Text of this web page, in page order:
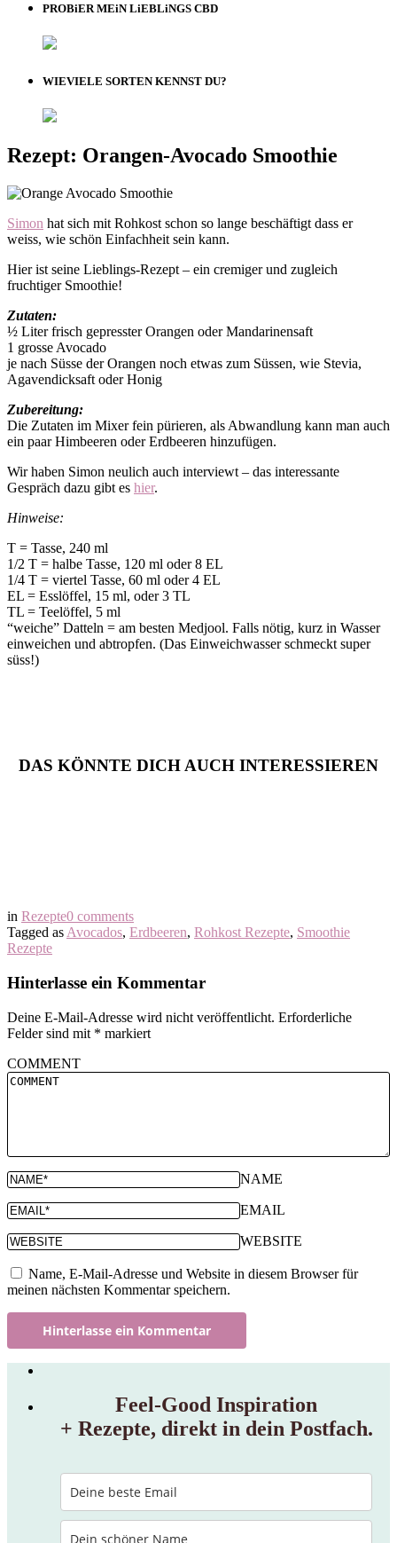
PROBiER MEiN LiEBLiNGS CBD
WIEVIELE SORTEN KENNST DU?
Rezept: Orangen-Avocado Smoothie
Simon hat sich mit Rohkost schon so lange beschäftigt dass er
weiss, wie schön Einfachheit sein kann.
Hier ist seine Lieblings-Rezept – ein cremiger und zugleich
fruchtiger Smoothie!
Zutaten:
½ Liter frisch gepresster Orangen oder Mandarinensaft
1 grosse Avocado
je nach Süsse der Orangen noch etwas zum Süssen, wie Stevia,
Agavendicksaft oder Honig
Zubereitung:
Die Zutaten im Mixer fein pürieren, als Abwandlung kann man auch
ein paar Himbeeren oder Erdbeeren hinzufügen.
Wir haben Simon neulich auch interviewt – das interessante
Gespräch dazu gibt es hier.
Hinweise:
T = Tasse, 240 ml
1/2 T = halbe Tasse, 120 ml oder 8 EL
1/4 T = viertel Tasse, 60 ml oder 4 EL
EL = Esslöffel, 15 ml, oder 3 TL
TL = Teelöffel, 5 ml
“weiche” Datteln = am besten Medjool. Falls nötig, kurz in Wasser
einweichen und abtropfen. (Das Einweichwasser schmeckt super
süss!)
DAS KÖNNTE DICH AUCH INTERESSIEREN
in Rezepte0 comments
Tagged as Avocados, Erdbeeren, Rohkost Rezepte, Smoothie
Rezepte
Hinterlasse ein Kommentar
Deine E-Mail-Adresse wird nicht veröffentlicht. Erforderliche
Felder sind mit * markiert
COMMENT
NAME
EMAIL
WEBSITE
Name, E-Mail-Adresse und Website in diesem Browser für
meinen nächsten Kommentar speichern.
Feel‑Good Inspiration
+ Rezepte, direkt in dein Postfach.